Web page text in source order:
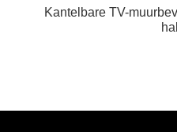
Kantelbare TV-